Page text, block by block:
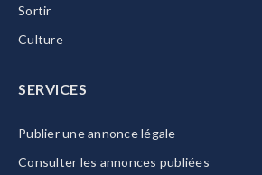
Sortir
Culture
SERVICES
Publier une annonce légale
Consulter les annonces publiées